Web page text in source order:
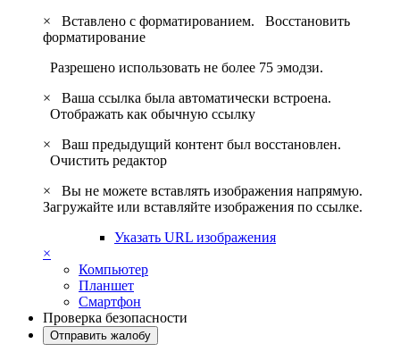
×
Вставлено с форматированием. Восстановить
форматирование
Разрешено использовать не более 75 эмодзи.
×
Ваша ссылка была автоматически встроена.
Отображать как обычную ссылку
×
Ваш предыдущий контент был восстановлен.
Очистить редактор
×
Вы не можете вставлять изображения напрямую.
Загружайте или вставляйте изображения по ссылке.
Указать URL изображения
×
Компьютер
Планшет
Смартфон
Проверка безопасности
Отправить жалобу